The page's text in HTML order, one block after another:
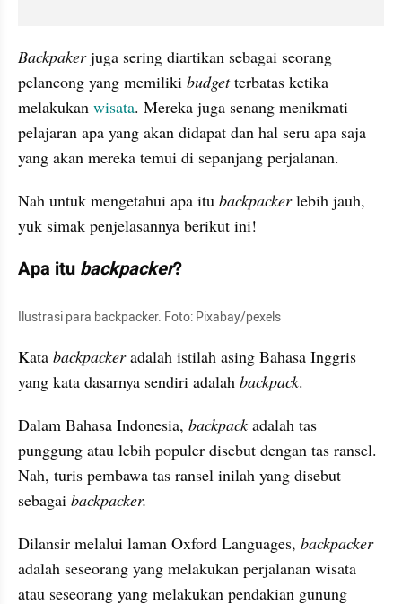
Backpaker juga sering diartikan sebagai seorang
pelancong yang memiliki budget terbatas ketika
melakukan wisata. Mereka juga senang menikmati
pelajaran apa yang akan didapat dan hal seru apa saja
yang akan mereka temui di sepanjang perjalanan.
Nah untuk mengetahui apa itu backpacker lebih jauh,
yuk simak penjelasannya berikut ini!
Apa itu backpacker?
Ilustrasi para backpacker. Foto: Pixabay/pexels
Kata backpacker adalah istilah asing Bahasa Inggris
yang kata dasarnya sendiri adalah backpack.
Dalam Bahasa Indonesia, backpack adalah tas
punggung atau lebih populer disebut dengan tas ransel.
Nah, turis pembawa tas ransel inilah yang disebut
sebagai backpacker.
Dilansir melalui laman Oxford Languages, backpacker
adalah seseorang yang melakukan perjalanan wisata
atau seseorang yang melakukan pendakian gunung